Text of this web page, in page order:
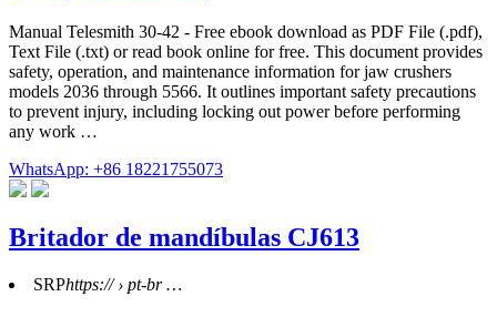
Manual Telesmith 30-42 - Free ebook download as PDF File (.pdf),
Text File (.txt) or read book online for free. This document provides
safety, operation, and maintenance information for jaw crushers
models 2036 through 5566. It outlines important safety precautions
to prevent injury, including locking out power before performing
any work …
WhatsApp: +86 18221755073
Britador de mandíbulas CJ613
SRPhttps:// › pt-br …